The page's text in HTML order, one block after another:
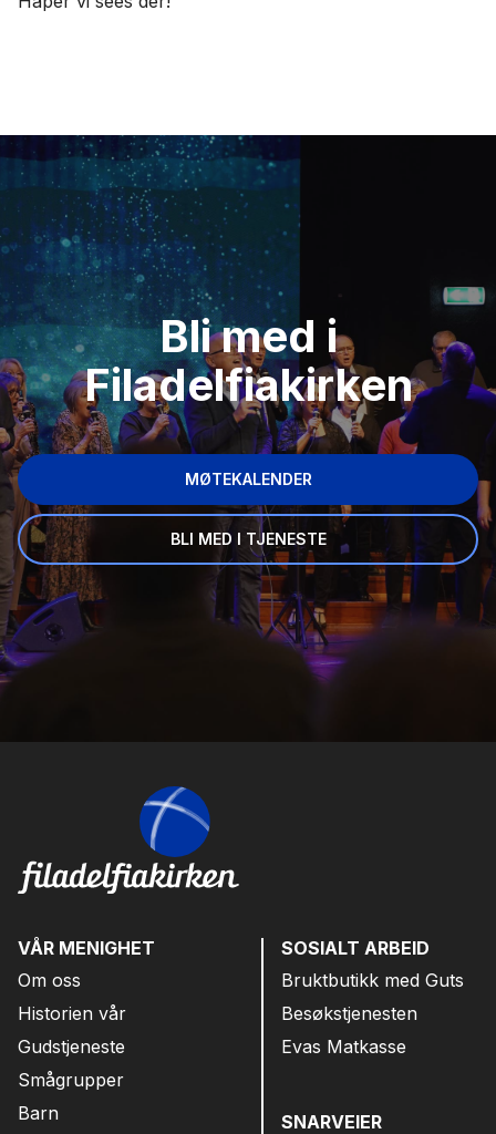
Bli med i
Filadelfiakirken
MØTEKALENDER
BLI MED I TJENESTE
VÅR MENIGHET
Om oss
Historien vår
Gudstjeneste
Smågrupper
Barn
SOSIALT ARBEID
Bruktbutikk med Guts
Besøkstjenesten
Evas Matkasse
SNARVEIER